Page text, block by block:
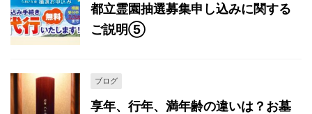
都立霊園抽選募集申し込みに関する
ご説明⑤
ブログ
享年、行年、満年齢の違いは？お墓